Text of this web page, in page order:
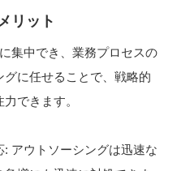
リット
集中でき、業務プロセスの
に任せることで、戦略的
できます。
アウトソーシングは迅速な